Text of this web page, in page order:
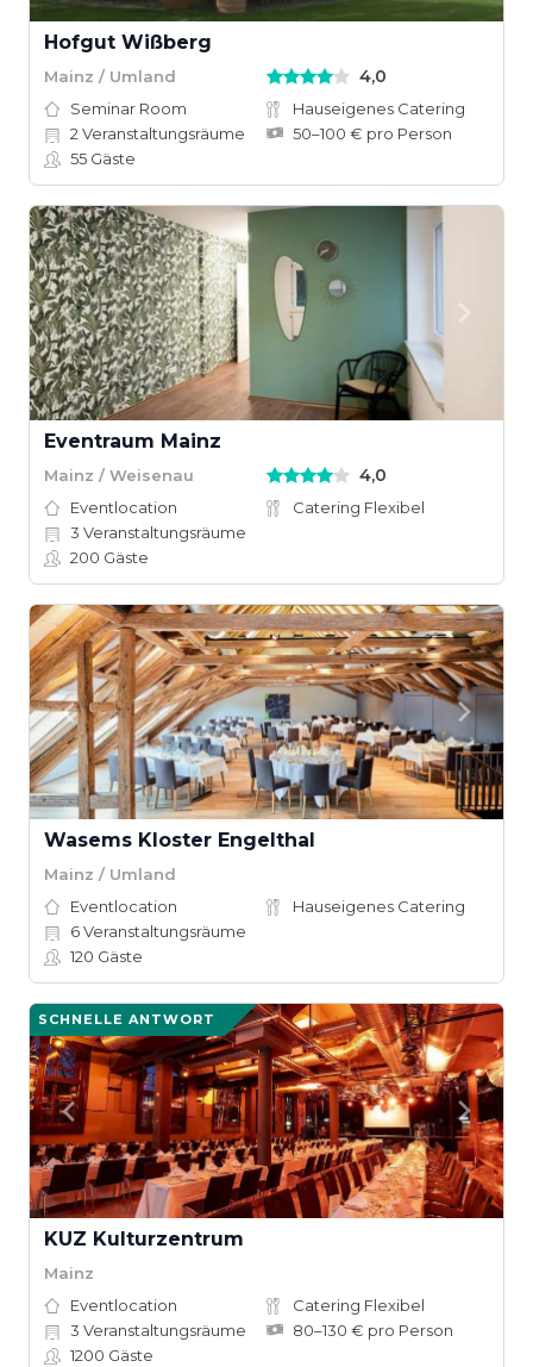
Hofgut Wißberg
Mainz / Umland 4,0
Seminar Room
Hauseigenes Catering
2 Veranstaltungsräume
50–100 € pro Person
55 Gäste
Eventraum Mainz
Mainz / Weisenau 4,0
Eventlocation
Catering Flexibel
3 Veranstaltungsräume
200 Gäste
Wasems Kloster Engelthal
Mainz / Umland
Eventlocation
Hauseigenes Catering
6Veranstaltungsräume
120 Gäste
SCHNELLE ANTWORT
KUZ Kulturzentrum
Mainz
Eventlocation
Catering Flexibel
3 Veranstaltungsräume
80–130 € pro Person
1200 Gäste